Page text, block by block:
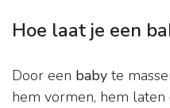
Hoe laat je een
Door een baby te
hem vormen, hem laten